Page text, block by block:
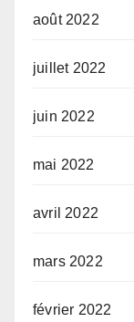
août 2022
juillet 2022
juin 2022
mai 2022
avril 2022
mars 2022
février 2022